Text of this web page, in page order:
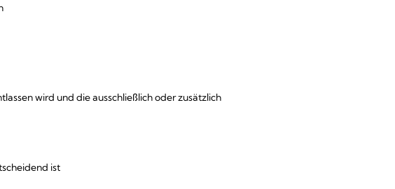
wird und die ausschließlich oder zusätzlich
ist